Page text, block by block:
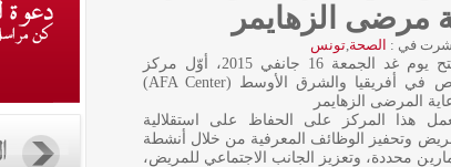
في : الصحة,تونس
يفتتح يوم غد الجمعة 16 جانفي 2015، أوّل مركز
خاص في أفريقيا والشرق الأوسط (AFA Center)
المرضى الزهايمر
هذا المركز على الحفاظ على استقلالية
وتحفيز الوظائف المعرفية من خلال أنشطة
محددة، وتعزيز الجانب الاجتماعي للمريض،